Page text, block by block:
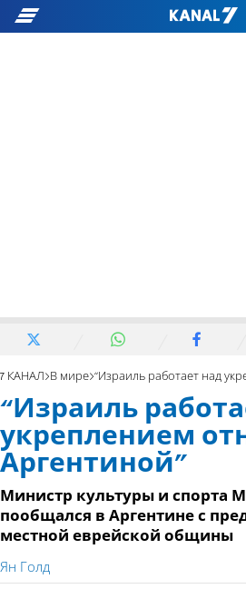
7 КАНАЛ В мире “Израиль работает над укреплением
“Израиль
укреплением
Аргентиной”
Министр культуры и спорта
пообщался в Аргентине с
местной еврейской общины
Ян Голд